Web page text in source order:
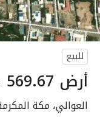
للبيع
أرض 569.67 متر مربع
العوالي، مكة